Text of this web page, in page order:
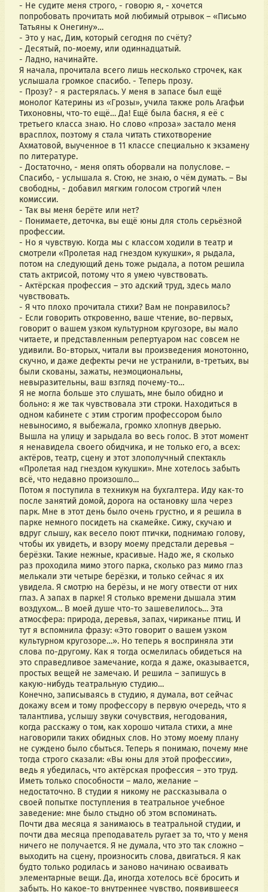
- Не судите меня строго, - говорю я, - хочется
попробовать прочитать мой любимый отрывок – «Письмо
Татьяны к Онегину»…
- Это у нас, Дим, который сегодня по счёту?
- Десятый, по-моему, или одиннадцатый.
- Ладно, начинайте.
Я начала, прочитала всего лишь несколько строчек, как
услышала громкое спасибо. - Теперь прозу.
- Прозу? - я растерялась. У меня в запасе был ещё
монолог Катерины из «Грозы», учила также роль Агафьи
Тихоновны, что-то ещё… Да! Ещё была басня, я её с
третьего класса знаю. Но слово «проза» застало меня
врасплох, поэтому я стала читать стихотворение
Ахматовой, выученное в 11 классе специально к экзамену
по литературе.
- Достаточно, - меня опять оборвали на полуслове. –
Спасибо, - услышала я. Стою, не знаю, о чём думать. – Вы
свободны, - добавил мягким голосом строгий член
комиссии.
- Так вы меня берёте или нет?
- Понимаете, деточка, вы ещё юны для столь серьёзной
профессии.
- Но я чувствую. Когда мы с классом ходили в театр и
смотрели «Пролетая над гнездом кукушки», я рыдала,
потом на следующий день тоже рыдала, а потом решила
стать актрисой, потому что я умею чувствовать.
- Актёрская профессия – это адский труд, здесь мало
чувствовать.
- Я что плохо прочитала стихи? Вам не понравилось?
- Если говорить откровенно, ваше чтение, во-первых,
говорит о вашем узком культурном кругозоре, вы мало
читаете, и представленным репертуаром нас совсем не
удивили. Во-вторых, читали вы произведения монотонно,
скучно, и даже дефекты речи не устранили, в-третьих, вы
были скованы, зажаты, неэмоциональны,
невыразительны, ваш взгляд почему-то…
Я не могла больше это слушать, мне было обидно и
больно: я же так чувствовала эти строки. Находиться в
одном кабинете с этим строгим профессором было
невыносимо, я выбежала, громко хлопнув дверью.
Вышла на улицу и зарыдала во весь голос. В этот момент
я ненавидела своего обидчика, и не только его, а всех:
актёров, театр, сцену и этот злополучный спектакль
«Пролетая над гнездом кукушки». Мне хотелось забыть
всё, что недавно произошло…
Потом я поступила в техникум на бухгалтера. Иду как-то
после занятий домой, дорога на остановку шла через
парк. Мне в этот день было очень грустно, и я решила в
парке немного посидеть на скамейке. Сижу, скучаю и
вдруг слышу, как весело поют птички, поднимаю голову,
чтобы их увидеть, и взору моему предстали деревья –
берёзки. Такие нежные, красивые. Надо же, я сколько
раз проходила мимо этого парка, сколько раз мимо глаз
мелькали эти четыре берёзки, и только сейчас я их
увидела. Я смотрю на берёзы, и не могу отвести от них
глаз. А запах в парке! Я столько времени дышала этим
воздухом… В моей душе что-то зашевелилось… Эта
атмосфера: природа, деревья, запах, чириканье птиц. И
тут я вспомнила фразу: «Это говорит о вашем узком
культурном кругозоре…». Но теперь я восприняла эти
слова по-другому. Как я тогда осмелилась обидеться на
это справедливое замечание, когда я даже, оказывается,
простых вещей не замечаю. И решила – запишусь в
какую-нибудь театральную студию…
Конечно, записываясь в студию, я думала, вот сейчас
докажу всем и тому профессору в первую очередь, что я
талантлива, услышу звуки сочувствия, негодования,
когда расскажу о том, как хорошо читала стихи, а мне
наговорили таких обидных слов. Но этому моему плану
не суждено было сбыться. Теперь я понимаю, почему мне
тогда строго сказали: «Вы юны для этой профессии»,
ведь я убедилась, что актёрская профессия – это труд.
Иметь только способности – мало, желание –
недостаточно. В студии я никому не рассказывала о
своей попытке поступления в театральное учебное
заведение: мне было стыдно об этом вспоминать.
Почти два месяца я занимаюсь в театральной студии, и
почти два месяца преподаватель ругает за то, что у меня
ничего не получается. Я не думала, что это так сложно –
выходить на сцену, произносить слова, двигаться. Я как
будто только родилась и заново начинаю осваивать
элементарные вещи. Да, иногда хотелось всё бросить и
забыть. Но какое-то внутреннее чувство, появившееся